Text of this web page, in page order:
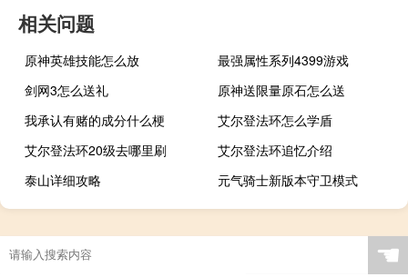
相关问题
原神英雄技能怎么放
最强属性系列4399游戏
剑网3怎么送礼
原神送限量原石怎么送
我承认有赌的成分什么梗
艾尔登法环怎么学盾
艾尔登法环20级去哪里刷
艾尔登法环追忆介绍
泰山详细攻略
元气骑士新版本守卫模式
☚